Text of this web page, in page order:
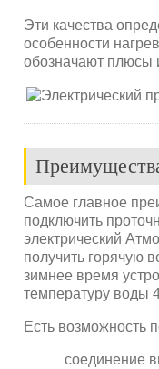
Эти качества
особенности
обозначают плюсы
Самое главное
подключить
электрический
получить горячую
зимнее время
температуру воды
Есть возможность
соединение